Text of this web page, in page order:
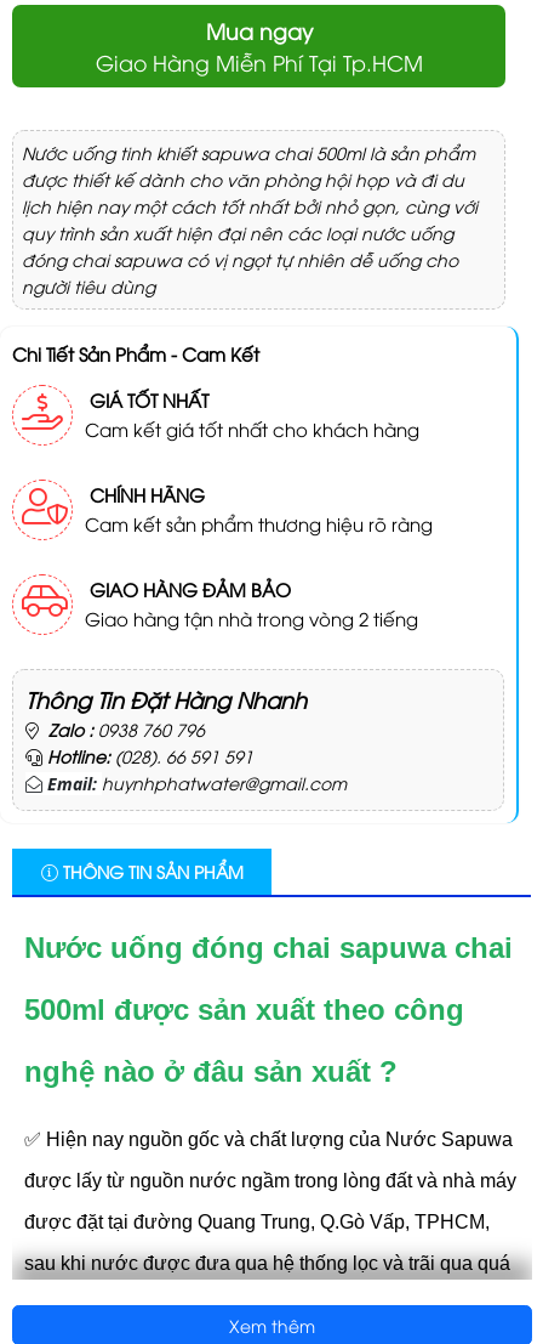
Mua ngay
Giao Hàng Miễn Phí Tại Tp.HCM
Nước uống tinh khiết sapuwa chai 500ml là sản phẩm
được thiết kế dành cho văn phòng hội họp và đi du
lịch hiện nay một cách tốt nhất bởi nhỏ gọn, cùng với
quy trình sản xuất hiện đại nên các loại nước uống
đóng chai sapuwa có vị ngọt tự nhiên dễ uống cho
người tiêu dùng
Chi Tiết Sản Phẩm - Cam Kết
GIÁ TỐT NHẤT
Cam kết giá tốt nhất cho khách hàng
CHÍNH HÃNG
Cam kết sản phẩm thương hiệu rõ ràng
GIAO HÀNG ĐẢM BẢO
Giao hàng tận nhà trong vòng 2 tiếng
Thông Tin Đặt Hàng Nhanh
Zalo : 0938 760 796
Hotline: (028). 66 591 591
Email: huynhphatwater@gmail.com
THÔNG TIN SẢN PHẨM
Nước uống đóng chai sapuwa chai
500ml được sản xuất theo công
nghệ nào ở đâu sản xuất ?
✅ Hiện nay nguồn gốc và chất lượng của Nước Sapuwa
được lấy từ nguồn nước ngầm trong lòng đất và nhà máy
được đặt tại đường Quang Trung, Q.Gò Vấp, TPHCM,
sau khi nước được đưa qua hệ thống lọc và trãi qua quá
trình xử lý nghiêm ngặt nên các loại Nước uống đóng
Xem thêm